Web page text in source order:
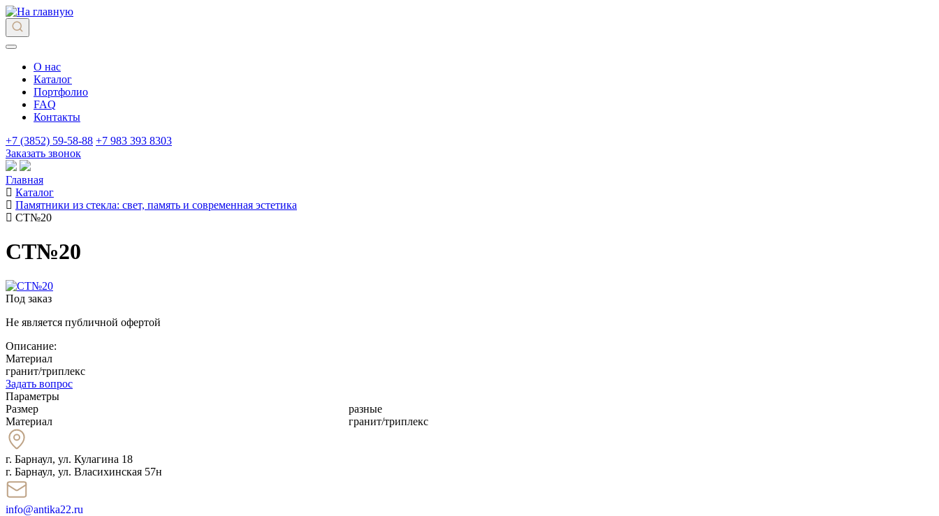
О нас
Каталог
Портфолио
FAQ
Контакты
+7 (3852) 59-58-88 +7 983 393 8303
Заказать звонок
Главная
Каталог
Памятники из стекла: свет, память и современная эстетика
СТ№20
СТ№20
Под заказ
Не является публичной офертой
Описание:
Материал
гранит/триплекс
Задать вопрос
Параметры
Размер
разные
Материал
гранит/триплекс
г. Барнаул, ул. Кулагина 18
г. Барнаул, ул. Власихинская 57н
info@antika22.ru